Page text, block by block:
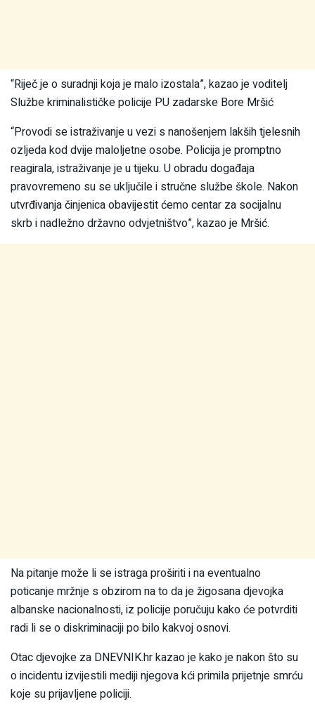
“Riječ je o suradnji koja je malo izostala”, kazao je voditelj
Službe kriminalističke policije PU zadarske Bore Mršić
“Provodi se istraživanje u vezi s nanošenjem lakših tjelesnih
ozljeda kod dvije maloljetne osobe. Policija je promptno
reagirala, istraživanje je u tijeku. U obradu događaja
pravovremeno su se uključile i stručne službe škole. Nakon
utvrđivanja činjenica obavijestit ćemo centar za socijalnu
skrb i nadležno državno odvjetništvo”, kazao je Mršić.
Na pitanje može li se istraga proširiti i na eventualno
poticanje mržnje s obzirom na to da je žigosana djevojka
albanske nacionalnosti, iz policije poručuju kako će potvrditi
radi li se o diskriminaciji po bilo kakvoj osnovi.
Otac djevojke za DNEVNIK.hr kazao je kako je nakon što su
o incidentu izvijestili mediji njegova kći primila prijetnje smrću
koje su prijavljene policiji.